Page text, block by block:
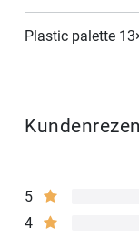
Plastic palette
5
4